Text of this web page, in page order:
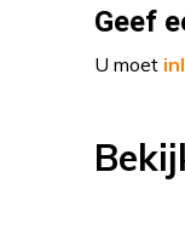
Geef
U moet